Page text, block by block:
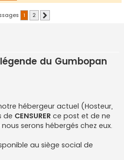
1 2
du Gumbopan
hébergeur actuel (Hosteur,
de CENSURER ce post et de ne
serons hébergés chez eux.
au siège social de